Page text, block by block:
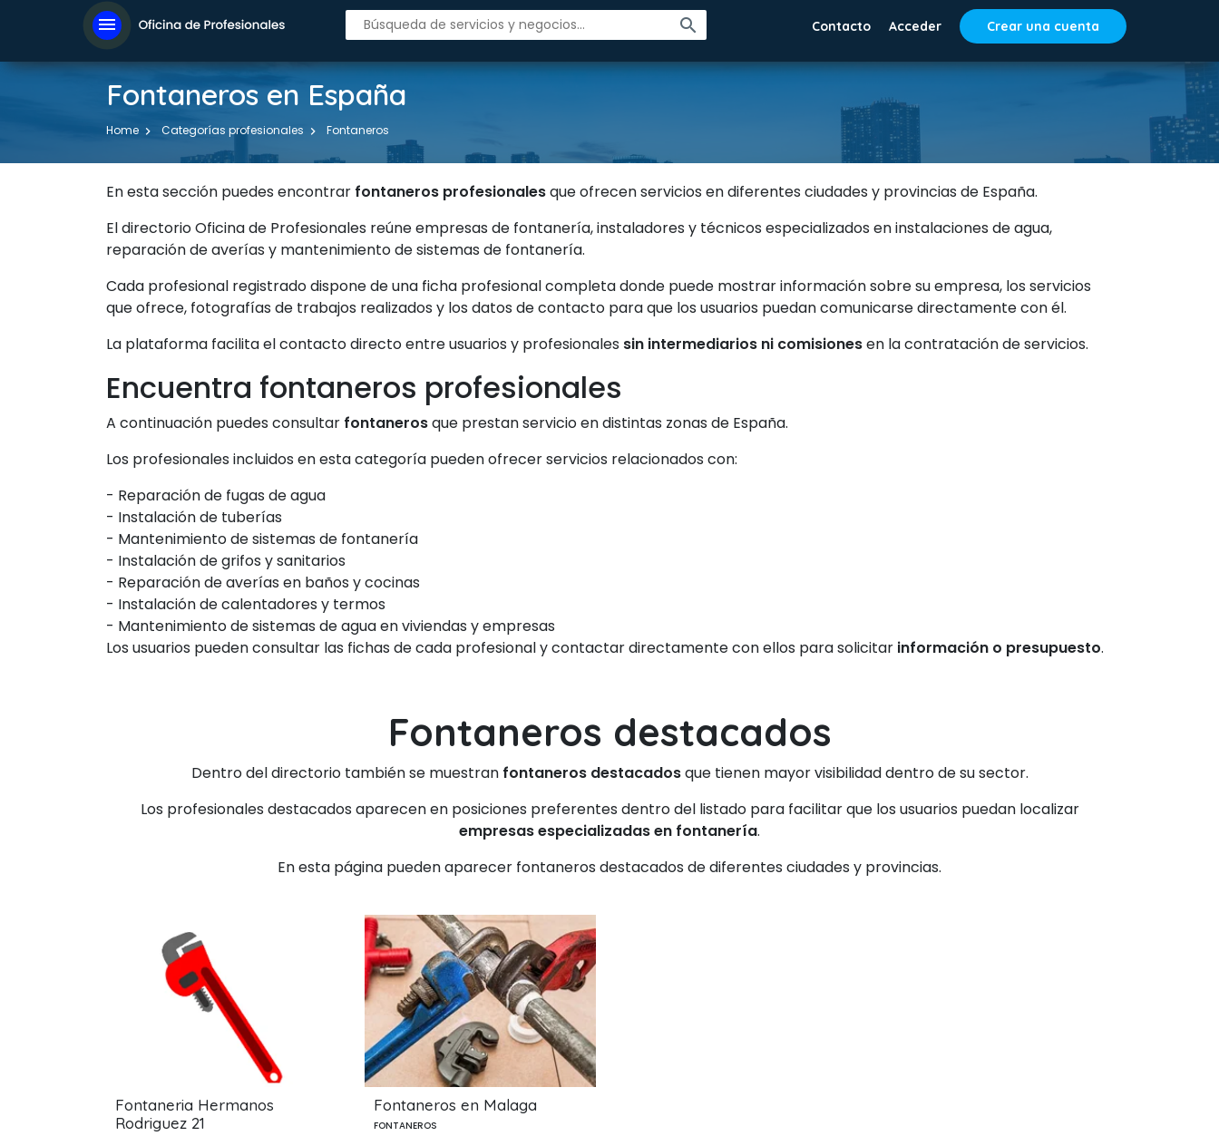
menu search Contacto Acceder Crear una cuenta
Fontaneros en España
Home Categorías profesionales Fontaneros
En esta sección puedes encontrar fontaneros profesionalesque ofrecen servicios en diferentes ciudades y provincias de España.
El directorio Oficina de Profesionales reúne empresas de fontanería, instaladores y técnicos especializados en instalaciones de agua,
reparación de averías y mantenimiento de sistemas de fontanería.
Cada profesional registrado dispone de una ficha profesional completa donde puede mostrar información sobre su empresa, los servicios
que ofrece, fotografías de trabajos realizados y los datos de contacto para que los usuarios puedan comunicarse directamente con él.
La plataforma facilita el contacto directo entre usuarios y profesionales sin intermediarios ni comisionesen la contratación de servicios.
Encuentra fontaneros profesionales
A continuación puedes consultar fontanerosque prestan servicio en distintas zonas de España.
Los profesionales incluidos en esta categoría pueden ofrecer servicios relacionados con:
- Reparación de fugas de agua
- Instalación de tuberías
- Mantenimiento de sistemas de fontanería
- Instalación de grifos y sanitarios
- Reparación de averías en baños y cocinas
- Instalación de calentadores y termos
- Mantenimiento de sistemas de agua en viviendas y empresas
Los usuarios pueden consultar las fichas de cada profesional y contactar directamente con ellos para solicitar información o presupuesto.
Fontaneros destacados
Dentro del directorio también se muestran fontaneros destacadosque tienen mayor visibilidad dentro de su sector.
Los profesionales destacados aparecen en posiciones preferentes dentro del listado para facilitar que los usuarios puedan localizar
empresas especializadas en fontanería.
En esta página pueden aparecer fontaneros destacados de diferentes ciudades y provincias.
Fontaneria Hermanos
Rodriguez 21
Fontaneros en Malaga
FONTANEROS